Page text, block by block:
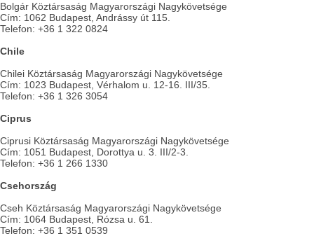
Bolgár Köztársaság Magyarországi Nagykövetsége
Cím: 1062 Budapest, Andrássy út 115.
Telefon: +36 1 322 0824
Chile
Chilei Köztársaság Magyarországi Nagykövetsége
Cím: 1023 Budapest, Vérhalom u. 12-16. III/35.
Telefon: +36 1 326 3054
Ciprus
Ciprusi Köztársaság Magyarországi Nagykövetsége
Cím: 1051 Budapest, Dorottya u. 3. III/2-3.
Telefon: +36 1 266 1330
Csehország
Cseh Köztársaság Magyarországi Nagykövetsége
Cím: 1064 Budapest, Rózsa u. 61.
Telefon: +36 1 351 0539